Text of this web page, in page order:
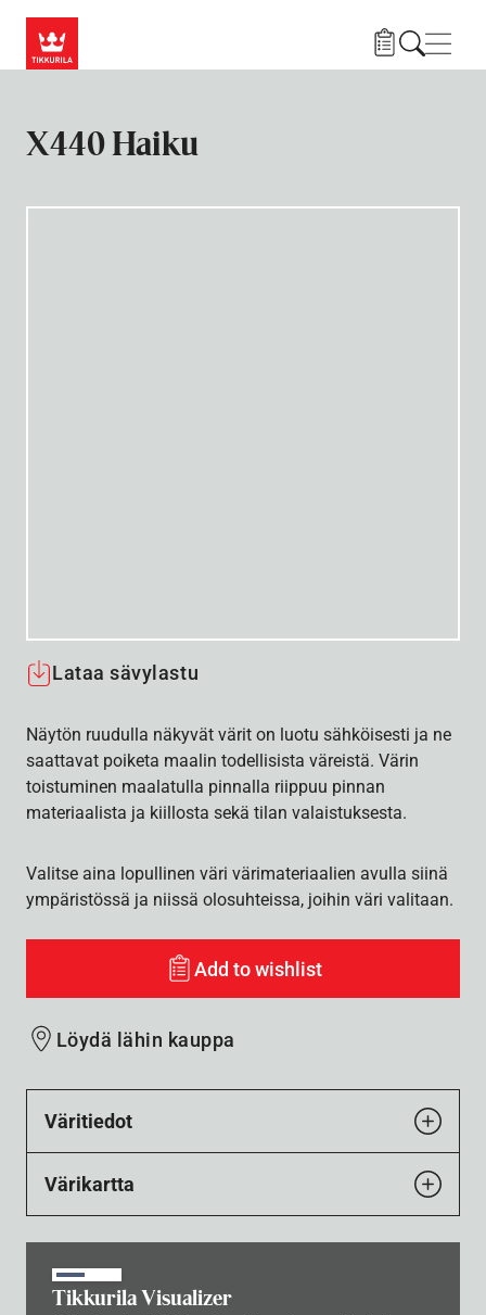
X440 Haiku
Lataa sävylastu
Näytön ruudulla näkyvät värit on luotu sähköisesti ja ne
saattavat poiketa maalin todellisista väreistä. Värin
toistuminen maalatulla pinnalla riippuu pinnan
materiaalista ja kiillosta sekä tilan valaistuksesta.
Valitse aina lopullinen väri värimateriaalien avulla siinä
ympäristössä ja niissä olosuhteissa, joihin väri valitaan.
Add to wishlist
Löydä lähin kauppa
Väritiedot
Värikartta
Tikkurila Visualizer